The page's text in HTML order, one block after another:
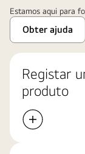
Estamos aqui para
Obter ajuda
Registar
produto